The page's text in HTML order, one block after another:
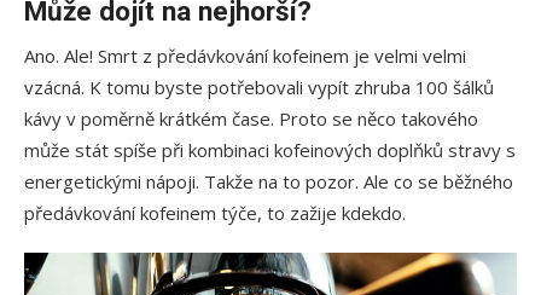
Může dojít na nejhorší?
Ano. Ale! Smrt z předávkování kofeinem je velmi velmi
vzácná. K tomu byste potřebovali vypít zhruba 100 šálků
kávy v poměrně krátkém čase. Proto se něco takového
může stát spíše při kombinaci kofeinových doplňků stravy s
energetickými nápoji. Takže na to pozor. Ale co se běžného
předávkování kofeinem týče, to zažije kdekdo.